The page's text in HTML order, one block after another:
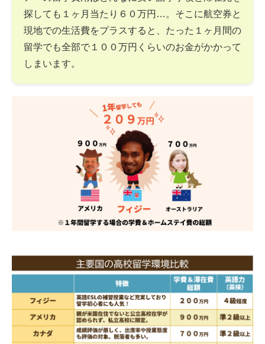
探しても１ヶ月当たり６０万円…。そこに航空券と
現地での生活費をプラスすると、たった１ヶ月間の
留学でも全部で１００万円くらいのお金がかかって
しまいます。